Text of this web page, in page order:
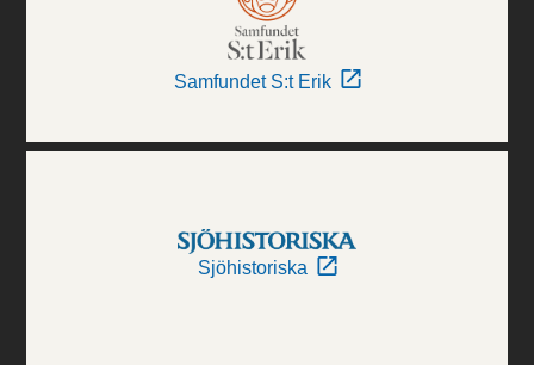
Samfundet S:t Erik
Sjöhistoriska